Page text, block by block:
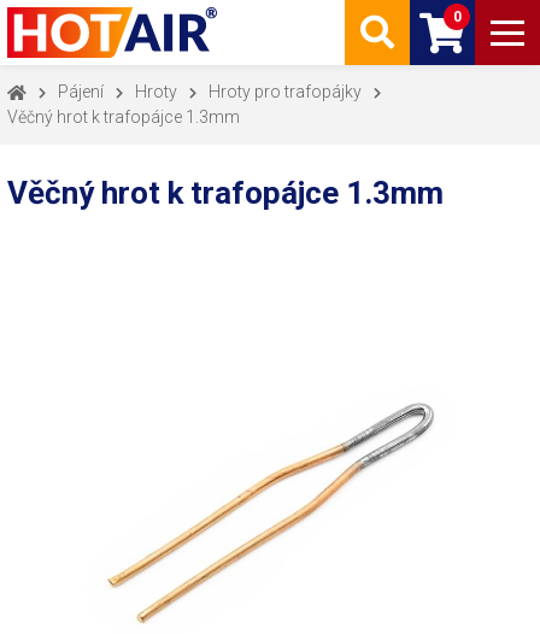
0
Pájení Hroty
Hroty pro trafopájky
Věčný hrot k trafopájce 1.3mm
Věčný hrot k trafopájce 1.3mm